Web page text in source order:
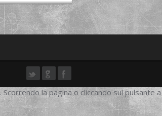
. Scorrendo la pagina o cliccando sul pulsante a